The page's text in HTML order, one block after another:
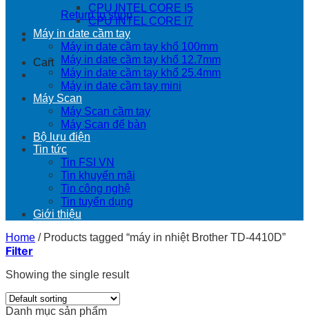
Return to shop
Cart
CPU INTEL CORE I5
CPU INTEL CORE I7
Máy in date cầm tay
Máy in date cầm tay khổ 100mm
Máy in date cầm tay khổ 12.7mm
Máy in date cầm tay khổ 25.4mm
Máy in date cầm tay mini
Máy Scan
Máy Scan cầm tay
Máy Scan để bàn
Bộ lưu điện
Tin tức
Tin FSI VN
Tin khuyến mãi
Tin công nghệ
Tin tuyển dụng
Giới thiệu
Home /Products tagged “máy in nhiệt Brother TD-4410D”
Filter
Showing the single result
Danh mục sản phẩm